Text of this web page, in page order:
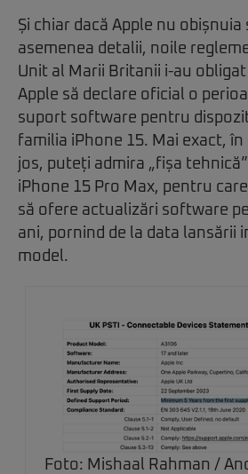
Și chiar dacă Apple nu obișnuia
asemenea detalii, noile
Unit al Marii Britanii i-au obligat
Apple să declare oficial o
suport software pentru
familia iPhone 15. Mai exact, în
jos, puteți admira „fișa
iPhone 15 Pro Max, pentru
să ofere actualizări software
ani, pornind de la data lansării
model.
Foto: Mishaal Rahman /